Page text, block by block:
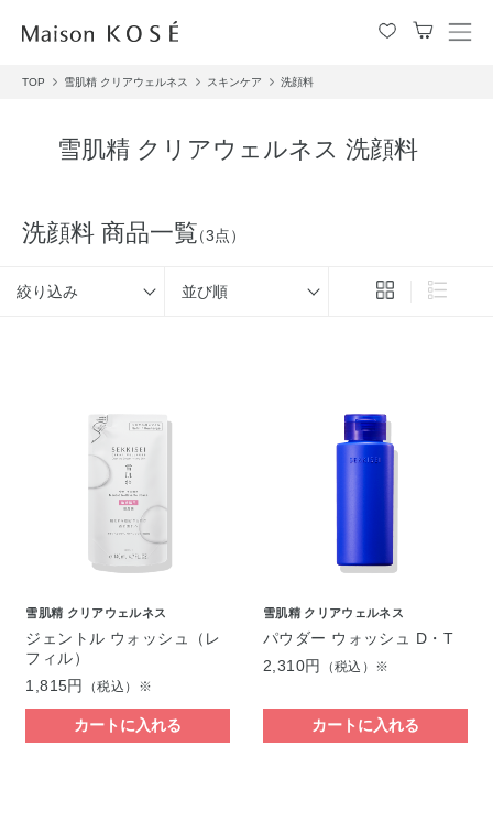
メ
TOP 雪肌精 クリアウェルネス スキンケア 洗顔料
雪肌精 クリアウェルネス 洗顔料
洗顔料 商品一覧（3点）
絞り込み 並び順
雪肌精 クリアウェルネス
ジェントル ウォッシュ（レ
フィル）
1,815円
（税込）※
カートに入れる
雪肌精 クリアウェルネス
パウダー ウォッシュ D・T
2,310円
（税込）※
カートに入れる